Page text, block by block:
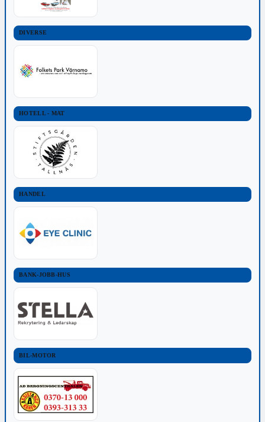
DIVERSE
HOTELL - MAT
HANDEL
BANK-JOBB-HUS
BIL-MOTOR